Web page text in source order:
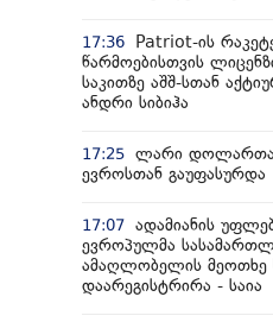
17:36
Patriot-ის
წარმოებისთვის
საკითზე აშშ-სთან
ანდრი სიბიჰა
17:25 ლარი
ევროსთან გაუფასურდა
17:07 ადამიანის
ევროპულმა
ამაღლობელის მეოთხე
დაარეგისტრირა - საია